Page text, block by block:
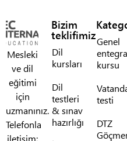
Mesleki
ve dil
eğitimi
için
uzmanınız.
Telefonla
iletişim:
Bizim
teklifimiz
Dil
kursları
Dil
testleri
& sınav
hazırlığı
Genel
kursu
testi
DTZ